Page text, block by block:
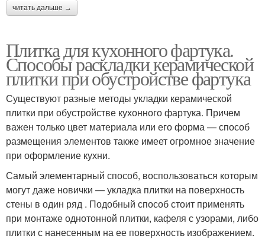
читать дальше →
Плитка для кухонного фартука.
Способы раскладки керамической
плитки при обустройстве фартука
Существуют разные методы укладки керамической
плитки при обустройстве кухонного фартука. Причем
важен только цвет материала или его форма — способ
размещения элементов также имеет огромное значение
при оформление кухни.
Самый элементарный способ, воспользоваться которым
могут даже новички — укладка плитки на поверхность
стены в один ряд . Подобный способ стоит применять
при монтаже однотонной плитки, кафеля с узорами, либо
плитки с нанесенным на ее поверхность изображением.